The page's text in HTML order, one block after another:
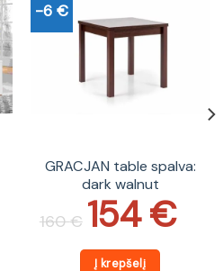
-6 €
GRACJAN table spalva:
dark walnut
160€
price
was: 154€
Current
price
is:
Į krepšelį